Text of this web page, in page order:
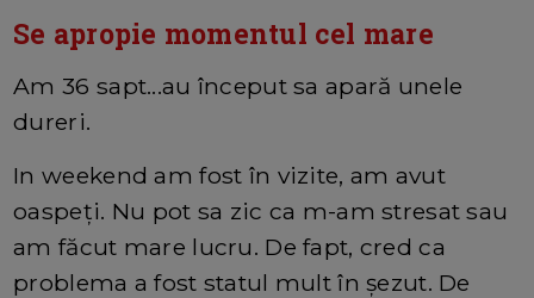
Se apropie momentul cel mare
Am 36 sapt...au început sa apară unele
dureri.
In weekend am fost în vizite, am avut
oaspeți. Nu pot sa zic ca m-am stresat sau
am făcut mare lucru. De fapt, cred ca
problema a fost statul mult în șezut. De